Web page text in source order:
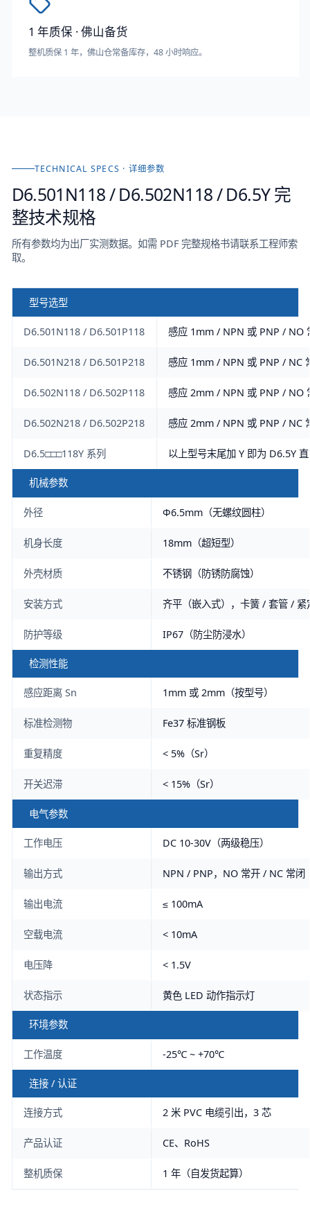
1 年质保 · 佛山备货
整机质保 1 年，佛山仓常备库存，48 小时响应。
TECHNICAL SPECS · 详细参数
D6.501N118 / D6.502N118 / D6.5Y完
整技术规格
所有参数均为出厂实测数据。如需 PDF 完整规格书请联系工程师索
取。
型号选型
D6.501N118 / D6.501P118 感应 1mm / NPN 或 PNP / NO
D6.501N218 / D6.501P218 感应 1mm / NPN 或 PNP / NC
D6.502N118 / D6.502P118 感应 2mm / NPN 或 PNP / NO
D6.502N218 / D6.502P218 感应 2mm / NPN 或 PNP / NC
D6.5□□□118Y 系列 以上型号末尾加 Y 即为 D6.5Y
机械参数
外径 Φ6.5mm（无螺纹圆柱）
机身长度 18mm（超短型）
外壳材质 不锈钢（防锈防腐蚀）
安装方式 齐平（嵌入式），卡簧 / 套管 / 紧
防护等级 IP67（防尘防浸水）
检测性能
感应距离 Sn 1mm 或 2mm（按型号）
标准检测物 Fe37 标准钢板
重复精度 < 5%（Sr）
开关迟滞 < 15%（Sr）
电气参数
工作电压 DC 10-30V（两级稳压）
输出方式 NPN / PNP，NO 常开 / NC 常闭
输出电流 ≤ 100mA
空载电流 < 10mA
电压降 < 1.5V
状态指示 黄色 LED 动作指示灯
环境参数
工作温度 -25℃ ~ +70℃
连接 / 认证
连接方式 2 米 PVC 电缆引出，3 芯
产品认证 CE、RoHS
整机质保 1 年（自发货起算）